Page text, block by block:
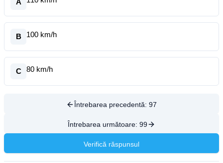
A
B 100 km/h
C 80 km/h
Întrebarea precedentă: 97
Întrebarea următoare: 99
Verifică răspunsul